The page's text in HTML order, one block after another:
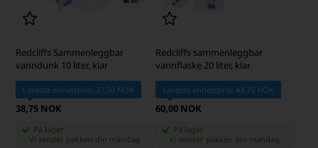
Redcliffs Sammenleggbar
vanndunk 10 liter, klar
Laveste enhetspris: 27,50 NOK
38,75 NOK
På lager
-Vi sender pakken din mandag
Redcliffs sammenleggbar
vannflaske 20 liter, klar
Laveste enhetspris: 43,75 NOK
60,00 NOK
På lager
Vi sender pakken din mandag